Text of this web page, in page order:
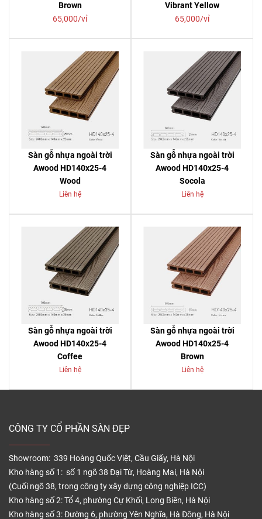
Brown
65,000/vỉ
Vibrant Yellow
65,000/vỉ
Sàn gỗ nhựa ngoài trời
Awood HD140x25-4
Wood
Liên hệ
Sàn gỗ nhựa ngoài trời
Awood HD140x25-4
Socola
Liên hệ
Sàn gỗ nhựa ngoài trời
Awood HD140x25-4
Coffee
Liên hệ
Sàn gỗ nhựa ngoài trời
Awood HD140x25-4
Brown
Liên hệ
CÔNG TY CỔ PHẦN SÀN ĐẸP
Showroom: 339 Hoàng Quốc Việt, Cầu Giấy, Hà Nội
Kho hàng số 1: số 1 ngõ 38 Đại Từ, Hoàng Mai, Hà Nội
(Cuối ngõ 38, trong công ty xây dựng công nghiệp ICC)
Kho hàng số 2: Tổ 4, phường Cự Khối, Long Biên, Hà Nội
Kho hàng số 3: Đường 6, phường Yên Nghĩa, Hà Đông, Hà Nội